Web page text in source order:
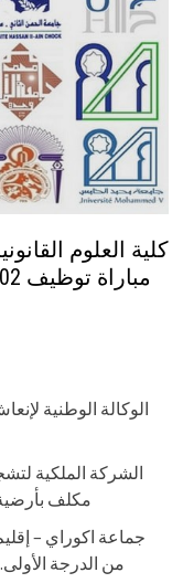
كلية العلوم
مكلف بأرضية
من الدرجة الأولى. آخر